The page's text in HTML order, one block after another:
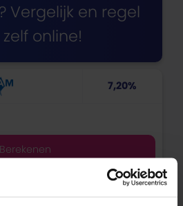
Vergelijk en regel
online!
7,20%
Berekenen